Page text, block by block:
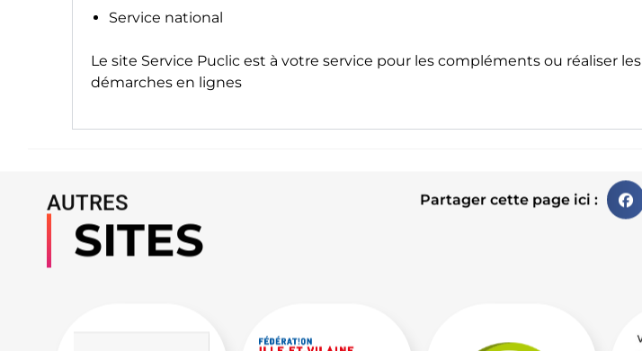
Service national
Le site Service Puclic est à votre service pour les compléments ou réaliser les
démarches en lignes
Partager cette page ici :
AUTRES
SITES